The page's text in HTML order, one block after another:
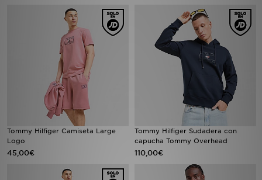
Tommy Hilfiger Camiseta Large
Logo
45,00€
Tommy Hilfiger Sudadera con
capucha Tommy Overhead
110,00€